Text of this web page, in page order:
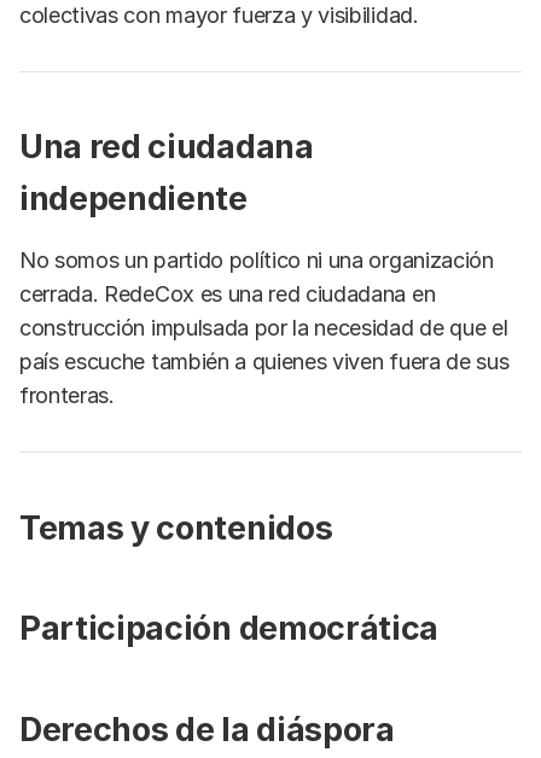
colectivas con mayor fuerza y visibilidad.
Una red ciudadana
independiente
No somos un partido político ni una organización
cerrada. RedeCox es una red ciudadana en
construcción impulsada por la necesidad de que el
país escuche también a quienes viven fuera de sus
fronteras.
Temas y contenidos
Participación democrática
Derechos de la diáspora